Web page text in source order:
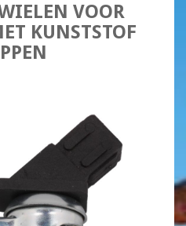
VOOR
KUNSTSTOF